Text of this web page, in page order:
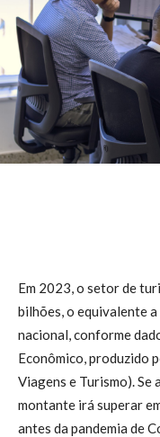
Em 2023, o setor de
bilhões, o equivalente
nacional, conforme
Econômico, produzido
Viagens e Turismo). Se
montante irá superar
antes da pandemia de